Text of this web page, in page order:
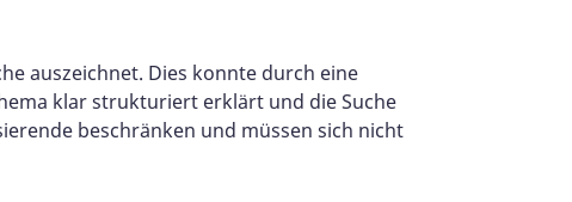
auszeichnet. Dies konnte durch eine
klar strukturiert erklärt und die Suche
beschränken und müssen sich nicht